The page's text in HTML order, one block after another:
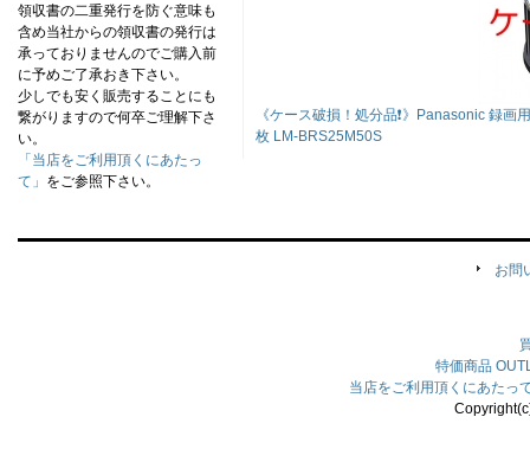
《ケース破損！処分品❗》Panasonic 録
枚 LM-BRS25M50S
領収書の二重発行を防ぐ意味も
含め当社からの領収書の発行は
承っておりませんのでご購入前
に予めご了承おき下さい。
少しでも安く販売することにも
繋がりますので何卒ご理解下さ
い。
「当店をご利用頂くにあたっ
て」 をご参照下さい。
お問
特価商品
当店をご利用頂くにあたっ